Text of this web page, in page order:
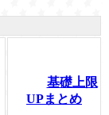
基礎上限
UPまとめ